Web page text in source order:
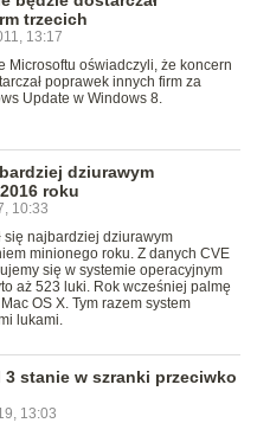
trzecich
13:17
Microsoftu oświadczyli, że koncern
poprawek innych firm za
Update w Windows 8.
dziurawym
roku
10:33
się najbardziej dziurawym
minionego roku. Z danych CVE
się w systemie operacyjnym
aż 523 luki. Rok wcześniej palmę
OS X. Tym razem system
lukami.
3 stanie w szranki przeciwko
13:03